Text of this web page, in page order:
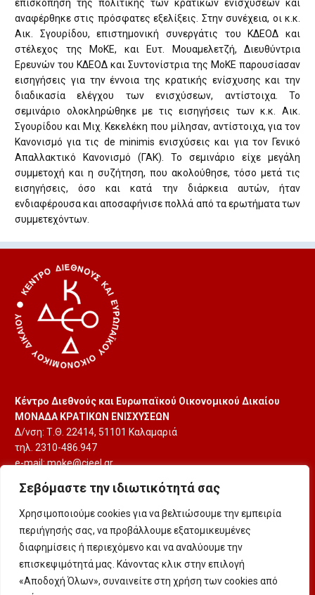
Σεβόμαστε την ιδιωτικότητά σας
Χρησιμοποιούμε cookies για να βελτιώσουμε την εμπειρία
περιήγησής σας, να προβάλλουμε εξατομικευμένες
διαφημίσεις ή περιεχόμενο και να αναλύουμε την
επισκεψιμότητά μας. Κάνοντας κλικ στην επιλογή
«Αποδοχή Όλων», συναινείτε στη χρήση των cookies από
επισκόπηση της πολιτικής των κρατικών ενισχύσεων και
αναφέρθηκε στις πρόσφατες εξελίξεις. Στην συνέχεια, οι κ.κ.
Αικ. Σγουρίδου, επιστημονική συνεργάτις του ΚΔΕΟΔ και
στέλεχος της ΜοΚΕ, και Ευτ. Μουαμελετζή, Διευθύντρια
Ερευνών του ΚΔΕΟΔ και Συντονίστρια της ΜοΚΕ παρουσίασαν
εισηγήσεις για την έννοια της κρατικής ενίσχυσης και την
διαδικασία ελέγχου των ενισχύσεων, αντίστοιχα. Το
σεμινάριο ολοκληρώθηκε με τις εισηγήσεις των κ.κ. Αικ.
Σγουρίδου και Μιχ. Κεκελέκη που μίλησαν, αντίστοιχα, για τον
Κανονισμό για τις de minimis ενισχύσεις και για τον Γενικό
Απαλλακτικό Κανονισμό (ΓΑΚ). Το σεμινάριο είχε μεγάλη
συμμετοχή και η συζήτηση, που ακολούθησε, τόσο μετά τις
εισηγήσεις, όσο και κατά την διάρκεια αυτών, ήταν
ενδιαφέρουσα και αποσαφήνισε πολλά από τα ερωτήματα των
συμμετεχόντων.
Κέντρο Διεθνούς και Ευρωπαϊκού Οικονομικού Δικαίου
ΜΟΝΑΔΑ ΚΡΑΤΙΚΩΝ ΕΝΙΣΧΥΣΕΩΝ
Δ/νση: Τ.Θ. 22414, 51101 Καλαμαριά
τηλ. 2310-486.947
e-mail:moke@cieel.gr
Ασφάλεια & Προσωπικά Δεδομένα